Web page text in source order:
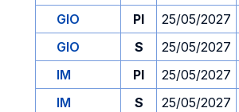
GIO
PI 25/05/2027
GIO
S 25/05/2027
IM
PI 25/05/2027
IM
S 25/05/2027